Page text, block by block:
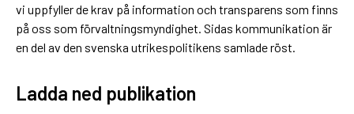
vi uppfyller de krav på information och transparens som finns
på oss som förvaltningsmyndighet. Sidas kommunikation är
en del av den svenska utrikespolitikens samlade röst.
Ladda ned publikation